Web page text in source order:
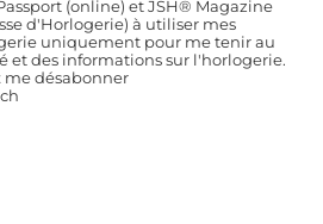
(online) et JSH® Magazine
d'Horlogerie) à utiliser mes
uniquement pour me tenir au
et des informations sur l'horlogerie.
désabonner